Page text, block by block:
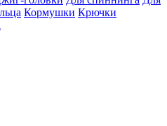
Кормушки Крючки